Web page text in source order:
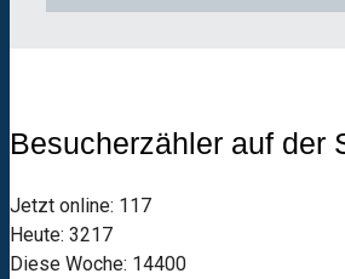
Besucherzähler auf der
Jetzt online: 117
Heute: 3217
Diese Woche: 14400